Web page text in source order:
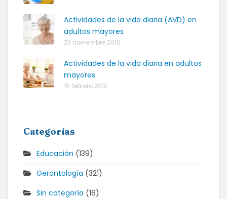
Actividades de la vida diaria (AVD) en
adultos mayores
23 noviembre 2010
Actividades de la vida diaria en adultos
mayores
15 febrero 2010
Categorías
Educación (139)
Gerontología (321)
Sin categoría (16)